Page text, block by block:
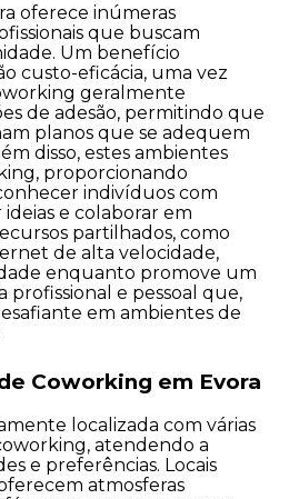
oferece inúmeras
que buscam
Um benefício
custo-eficácia, uma vez
geralmente
de adesão, permitindo que
planos que se adequem
disso, estes ambientes
proporcionando
indivíduos com
ideias e colaborar em
partilhados, como
de alta velocidade,
enquanto promove um
e pessoal que,
em ambientes de
Coworking em Evora
localizada com várias
atendendo a
e preferências. Locais
atmosferas